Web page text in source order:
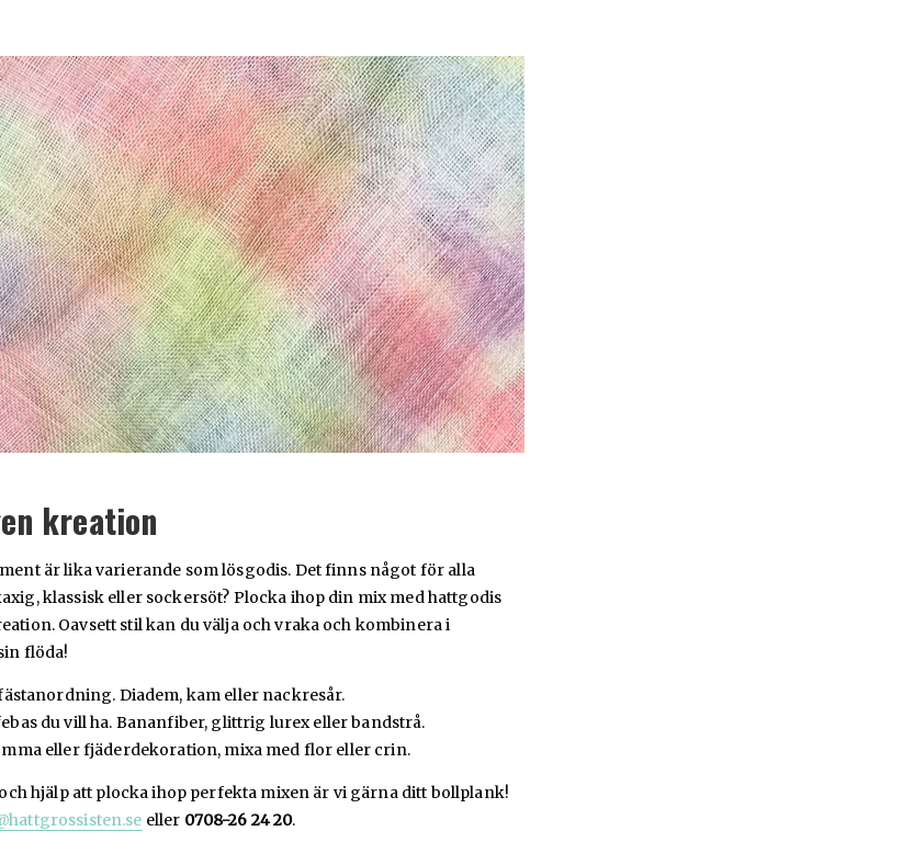
kreation
är lika varierande som lösgodis. Det finns något för alla
klassisk eller sockersöt? Plocka ihop din mix med hattgodis
Oavsett stil kan du välja och vraka och kombinera i
flöda!
Diadem, kam eller nackresår.
du vill ha. Bananfiber, glittrig lurex eller bandstrå.
eller fjäderdekoration, mixa med flor eller crin.
hjälp att plocka ihop perfekta mixen är vi gärna ditt bollplank!
eller 0708-26 24 20.